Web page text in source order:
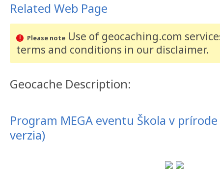
Related Web Page
Please noteUse of geocaching.com
terms and conditions in our disclaimer.
Geocache Description:
Program MEGA eventu Škola v prírode
verzia)